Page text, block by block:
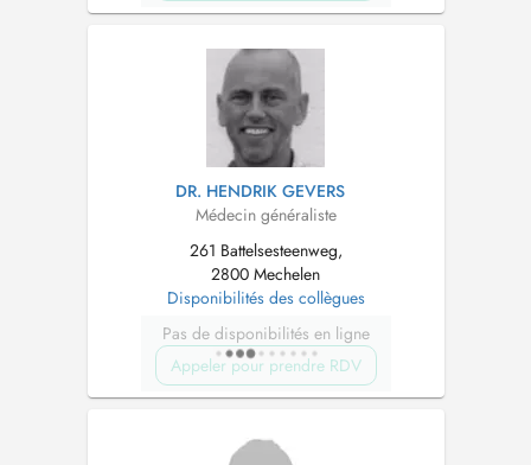
DR. HENDRIK GEVERS
Médecin généraliste
261 Battelsesteenweg,
2800 Mechelen
Disponibilités des collègues
Pas de disponibilités en ligne
Appeler pour prendre RDV